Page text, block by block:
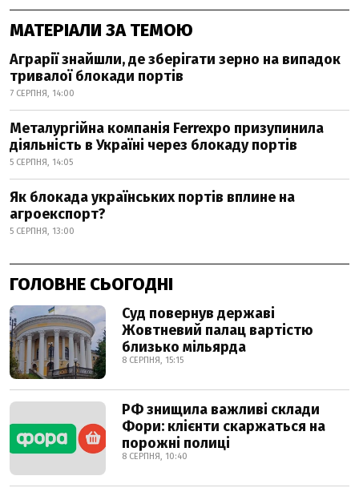
МАТЕРІАЛИ ЗА ТЕМОЮ
Аграрії знайшли, де зберігати зерно на випадок
тривалої блокади портів
7 СЕРПНЯ, 14:00
Металургійна компанія Ferrexpo призупинила
діяльність в Україні через блокаду портів
5 СЕРПНЯ, 14:05
Як блокада українських портів вплине на
агроекспорт?
5 СЕРПНЯ, 13:00
ГОЛОВНЕ СЬОГОДНІ
Суд повернув державі
Жовтневий палац вартістю
близько мільярда
8 СЕРПНЯ, 15:15
РФ знищила важливі склади
Фори: клієнти скаржаться на
порожні полиці
8 СЕРПНЯ, 10:40